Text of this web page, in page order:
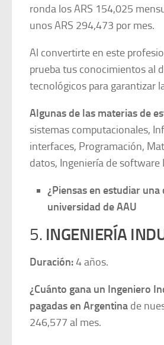
ronda los ARS 154,025
unos ARS 294,473 por mes.
Al convertirte en este
prueba tus conocimientos al
tecnológicos para garantizar
Algunas de las materias de
sistemas computacionales,
interfaces, Programación,
datos, Ingeniería de software
¿Piensas en estudiar una
universidad de AAU
5. INGENIERÍA
Duración:4 años.
¿Cuánto gana un Ingeniero
pagadas en Argentina de
246,577 al mes.